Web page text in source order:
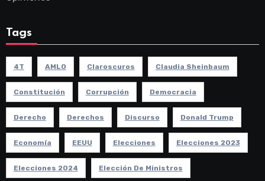
Tags
4T AMLO Claroscuros Claudia Sheinbaum
Constitución Corrupción Democracia
Derecho Derechos Discurso Donald Trump
Economía EEUU Elecciones Elecciones 2023
Elecciones 2024 Elección De Ministros